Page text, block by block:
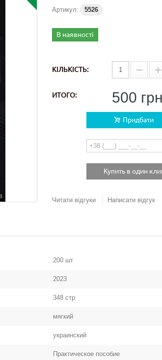
Артикул: 5526
В наявності
КІЛЬКІСТЬ:
ИТОГО: 500
Придбати
Купить в один
Читати відгуки Написати відгук
200 шт
2023
348 стр
мягкий
украинский
Практическое пособие